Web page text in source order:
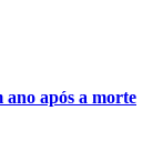
ano após a morte